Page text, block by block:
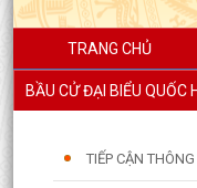
TRANG CHỦ
BẦU CỬ ĐẠI BIỂU
TIẾP CẬN THÔNG